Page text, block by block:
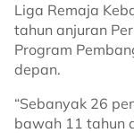
Liga Remaja
tahun anjuran
Program
depan.
“Sebanyak 26
bawah 11 tahun